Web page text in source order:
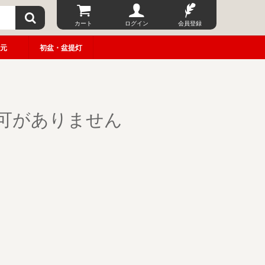
カート ログイン 会員登録
初盆・盆提灯
がありません